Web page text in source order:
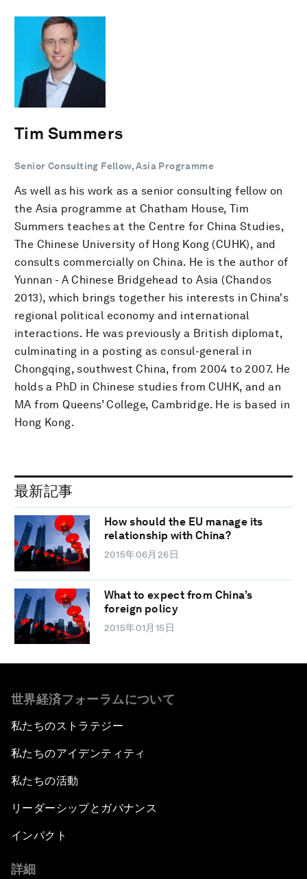
Tim Summers
Senior Consulting Fellow, Asia Programme
As well as his work as a senior consulting fellow on
the Asia programme at Chatham House, Tim
Summers teaches at the Centre for China Studies,
The Chinese University of Hong Kong (CUHK), and
consults commercially on China. He is the author of
Yunnan - A Chinese Bridgehead to Asia (Chandos
2013), which brings together his interests in China's
regional political economy and international
interactions. He was previously a British diplomat,
culminating in a posting as consul-general in
Chongqing, southwest China, from 2004 to 2007. He
holds a PhD in Chinese studies from CUHK, and an
MA from Queens’ College, Cambridge. He is based in
Hong Kong.
最新記事
How should the EU manage its
relationship with China?
2015年06月26日
What to expect from China’s
foreign policy
2015年01月15日
世界経済フォーラムについて
私たちのストラテジー
私たちのアイデンティティ
私たちの活動
リーダーシップとガバナンス
インパクト
詳細